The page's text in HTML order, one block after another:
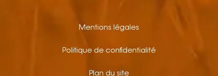
Mentions légales
Politique de confidentialité
Plan du site